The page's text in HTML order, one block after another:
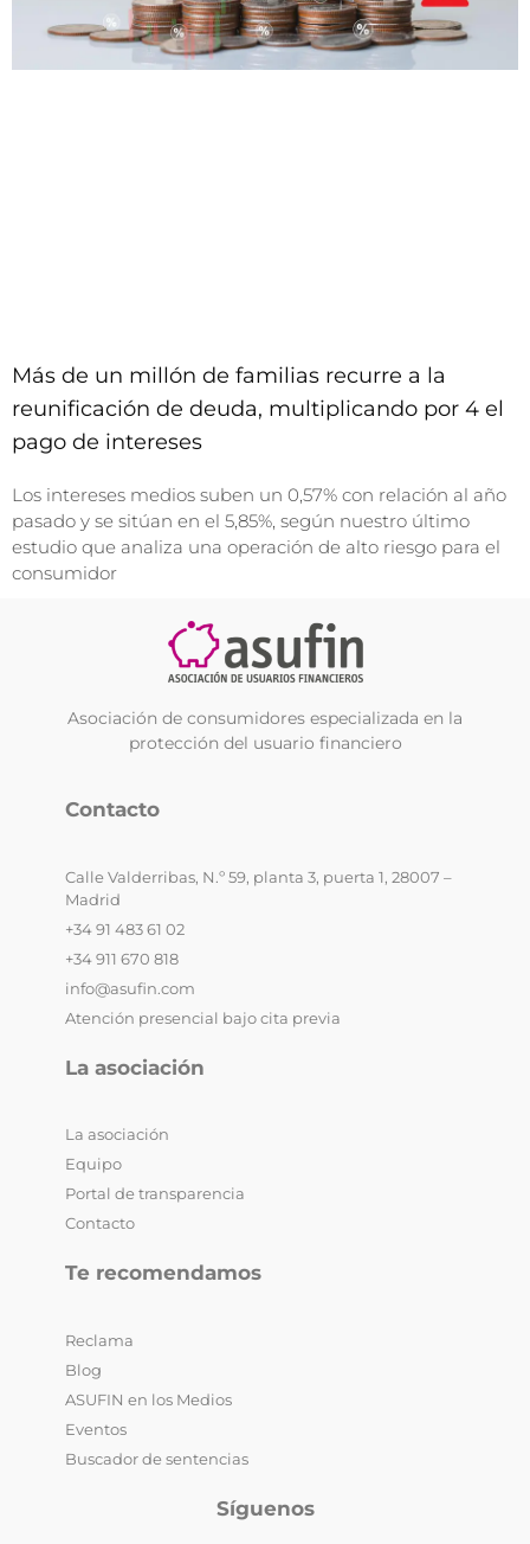
Más de un millón de familias recurre a la
reunificación de deuda, multiplicando por 4 el
pago de intereses
Los intereses medios suben un 0,57% con relación al año
pasado y se sitúan en el 5,85%, según nuestro último
estudio que analiza una operación de alto riesgo para el
consumidor
Asociación de consumidores especializada en la
protección del usuario financiero
Contacto
Calle Valderribas, N.º 59, planta 3, puerta 1, 28007 –
Madrid
+34 91 483 61 02
+34 911 670 818
info@asufin.com
Atención presencial bajo cita previa
La asociación
La asociación
Equipo
Portal de transparencia
Contacto
Te recomendamos
Reclama
Blog
ASUFIN en los Medios
Eventos
Buscador de sentencias
Síguenos